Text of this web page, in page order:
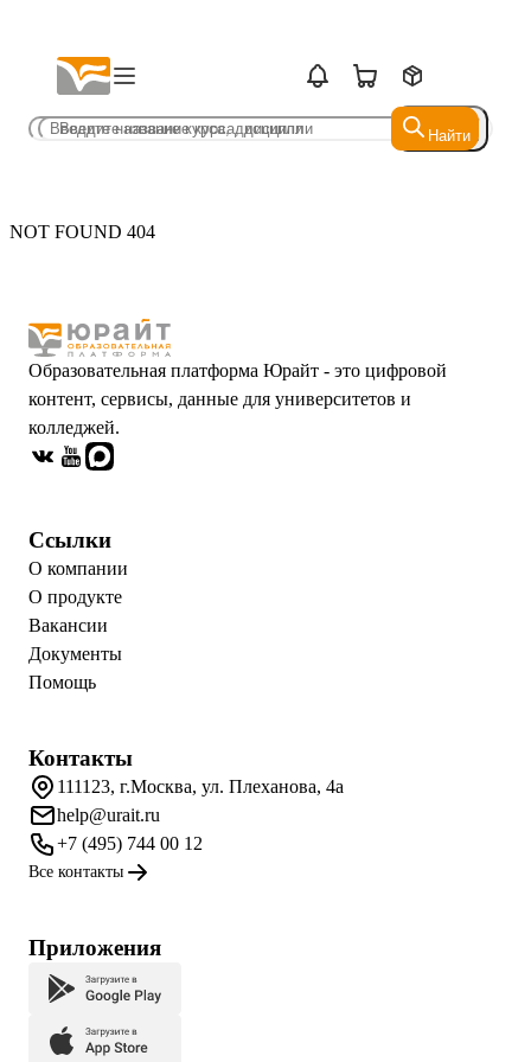
Найти
Найти
NOT FOUND 404
Образовательная платформа Юрайт - это цифровой
контент, сервисы, данные для университетов и
колледжей.
Ссылки
О компании
О продукте
Вакансии
Документы
Помощь
Контакты
111123, г.Москва, ул. Плеханова, 4а
help@urait.ru
+7 (495) 744 00 12
Все контакты
Приложения